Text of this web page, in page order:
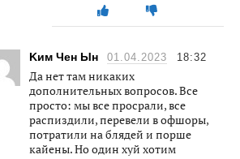
Kим Чен Ын 01.04.2023 18:32
Да нет там никаких
дополнительных вопросов. Все
просто: мы все просрали, все
распиздили, перевели в офшоры,
потратили на блядей и порше
кайены. Но один хуй хотим